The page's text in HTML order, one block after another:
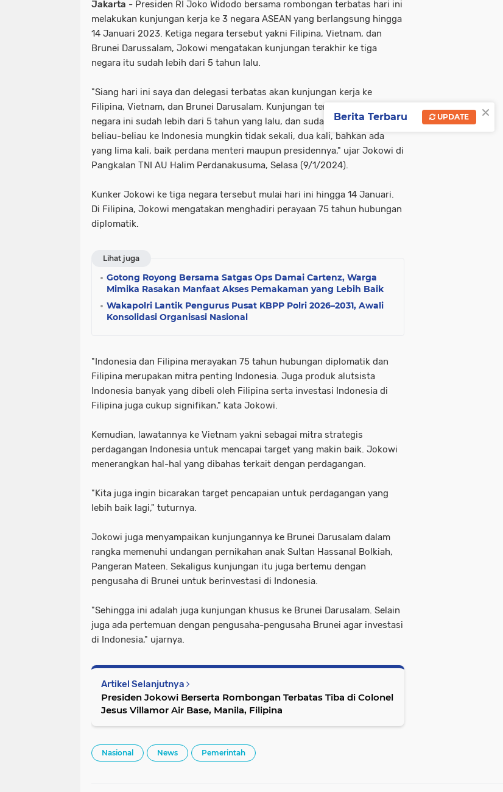
Jakarta - Presiden RI Joko Widodo bersama rombongan terbatas hari ini
melakukan kunjungan kerja ke 3 negara ASEAN yang berlangsung hingga
14 Januari 2023. Ketiga negara tersebut yakni Filipina, Vietnam, dan
Brunei Darussalam, Jokowi mengatakan kunjungan terakhir ke tiga
negara itu sudah lebih dari 5 tahun lalu.
"Siang hari ini saya dan delegasi terbatas akan kunjungan kerja ke
Filipina, Vietnam, dan Brunei Darusalam. Kunjungan terakhir saya ketiga
negara ini sudah lebih dari 5 tahun yang lalu, dan sudah dikunjungi oleh
beliau-beliau ke Indonesia mungkin tidak sekali, dua kali, bahkan ada
yang lima kali, baik perdana menteri maupun presidennya," ujar Jokowi di
Pangkalan TNI AU Halim Perdanakusuma, Selasa (9/1/2024).
Kunker Jokowi ke tiga negara tersebut mulai hari ini hingga 14 Januari.
Di Filipina, Jokowi mengatakan menghadiri perayaan 75 tahun hubungan
diplomatik.
Lihat juga
Gotong Royong Bersama Satgas Ops Damai Cartenz, Warga
Mimika Rasakan Manfaat Akses Pemakaman yang Lebih Baik
Wakapolri Lantik Pengurus Pusat KBPP Polri 2026–2031, Awali
Konsolidasi Organisasi Nasional
"Indonesia dan Filipina merayakan 75 tahun hubungan diplomatik dan
Filipina merupakan mitra penting Indonesia. Juga produk alutsista
Indonesia banyak yang dibeli oleh Filipina serta investasi Indonesia di
Filipina juga cukup signifikan," kata Jokowi.
Kemudian, lawatannya ke Vietnam yakni sebagai mitra strategis
perdagangan Indonesia untuk mencapai target yang makin baik. Jokowi
menerangkan hal-hal yang dibahas terkait dengan perdagangan.
"Kita juga ingin bicarakan target pencapaian untuk perdagangan yang
lebih baik lagi," tuturnya.
Jokowi juga menyampaikan kunjungannya ke Brunei Darusalam dalam
rangka memenuhi undangan pernikahan anak Sultan Hassanal Bolkiah,
Pangeran Mateen. Sekaligus kunjungan itu juga bertemu dengan
pengusaha di Brunei untuk berinvestasi di Indonesia.
"Sehingga ini adalah juga kunjungan khusus ke Brunei Darusalam. Selain
juga ada pertemuan dengan pengusaha-pengusaha Brunei agar investasi
di Indonesia," ujarnya.
Artikel Selanjutnya
Presiden Jokowi Berserta Rombongan Terbatas Tiba di Colonel
Jesus Villamor Air Base, Manila, Filipina
Nasional News Pemerintah
×
Berita Terbaru UPDATE